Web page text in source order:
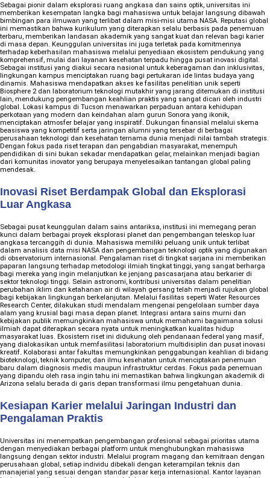
Sebagai pionir dalam eksplorasi ruang angkasa dan sains optik, universitas ini
memberikan kesempatan langka bagi mahasiswa untuk belajar langsung dibawah
bimbingan para ilmuwan yang terlibat dalam misi-misi utama NASA. Reputasi global
ini memastikan bahwa kurikulum yang diterapkan selalu berbasis pada penemuan
terbaru, memberikan landasan akademik yang sangat kuat dan relevan bagi karier
di masa depan. Keunggulan universitas ini juga terletak pada komitmennya
terhadap keberhasilan mahasiswa melalui penyediaan ekosistem pendukung yang
komprehensif, mulai dari layanan kesehatan terpadu hingga pusat inovasi digital.
Sebagai institusi yang diakui secara nasional untuk keberagaman dan inklusivitas,
lingkungan kampus menciptakan ruang bagi pertukaran ide lintas budaya yang
dinamis. Mahasiswa mendapatkan akses ke fasilitas penelitian unik seperti
Biosphere 2 dan laboratorium teknologi mutakhir yang jarang ditemukan di institusi
lain, mendukung pengembangan keahlian praktis yang sangat dicari oleh industri
global. Lokasi kampus di Tucson menawarkan perpaduan antara kehidupan
perkotaan yang modern dan keindahan alam gurun Sonora yang ikonik,
menciptakan atmosfer belajar yang inspiratif. Dukungan finansial melalui skema
beasiswa yang kompetitif serta jaringan alumni yang tersebar di berbagai
perusahaan teknologi dan kesehatan ternama dunia menjadi nilai tambah strategis.
Dengan fokus pada riset terapan dan pengabdian masyarakat, menempuh
pendidikan di sini bukan sekadar mendapatkan gelar, melainkan menjadi bagian
dari komunitas inovator yang berupaya menyelesaikan tantangan global paling
mendesak.
Inovasi Riset Berdampak Global dan Eksplorasi
Luar Angkasa
Sebagai pusat keunggulan dalam sains antariksa, institusi ini memegang peran
kunci dalam berbagai proyek eksplorasi planet dan pengembangan teleskop luar
angkasa tercanggih di dunia. Mahasiswa memiliki peluang unik untuk terlibat
dalam analisis data misi NASA dan pengembangan teknologi optik yang digunakan
di observatorium internasional. Pengalaman riset di tingkat sarjana ini memberikan
paparan langsung terhadap metodologi ilmiah tingkat tinggi, yang sangat berharga
bagi mereka yang ingin melanjutkan ke jenjang pascasarjana atau berkarier di
sektor teknologi tinggi. Selain astronomi, kontribusi universitas dalam penelitian
perubahan iklim dan ketahanan air di wilayah gersang telah menjadi rujukan global
bagi kebijakan lingkungan berkelanjutan. Melalui fasilitas seperti Water Resources
Research Center, dilakukan studi mendalam mengenai pengelolaan sumber daya
alam yang krusial bagi masa depan planet. Integrasi antara sains murni dan
kebijakan publik memungkinkan mahasiswa untuk memahami bagaimana solusi
ilmiah dapat diterapkan secara nyata untuk meningkatkan kualitas hidup
masyarakat luas. Ekosistem riset ini didukung oleh pendanaan federal yang masif,
yang dialokasikan untuk memfasilitasi laboratorium multidisiplin dan pusat inovasi
kreatif. Kolaborasi antar fakultas memungkinkan penggabungan keahlian di bidang
bioteknologi, teknik komputer, dan ilmu kesehatan untuk menciptakan penemuan
baru dalam diagnosis medis maupun infrastruktur cerdas. Fokus pada penemuan
yang dipandu oleh rasa ingin tahu ini memastikan bahwa lingkungan akademik di
Arizona selalu berada di garis depan transformasi ilmu pengetahuan dunia.
Kesiapan Karier melalui Jaringan Industri dan
Pengalaman Praktis
Universitas ini menempatkan pengembangan profesional sebagai prioritas utama
dengan menyediakan berbagai platform untuk menghubungkan mahasiswa
langsung dengan sektor industri. Melalui program magang dan kemitraan dengan
perusahaan global, setiap individu dibekali dengan keterampilan teknis dan
manajerial yang sesuai dengan standar pasar kerja internasional. Kantor layanan